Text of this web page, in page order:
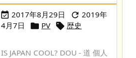
 2017年8月29日  2019年
4月7日
 PV  歴史
IS JAPAN COOL? DOU - 道 個人